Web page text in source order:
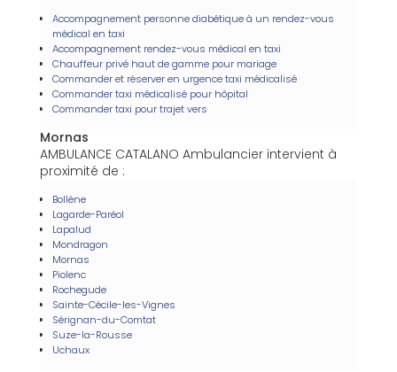
Accompagnement personne diabétique à un rendez-vous
médical en taxi
Accompagnement rendez-vous médical en taxi
Chauffeur privé haut de gamme pour mariage
Commander et réserver en urgence taxi médicalisé
Commander taxi médicalisé pour hôpital
Commander taxi pour trajet vers
Mornas
AMBULANCE CATALANO Ambulancier intervient à
proximité de :
Bollène
Lagarde-Paréol
Lapalud
Mondragon
Mornas
Piolenc
Rochegude
Sainte-Cécile-les-Vignes
Sérignan-du-Comtat
Suze-la-Rousse
Uchaux